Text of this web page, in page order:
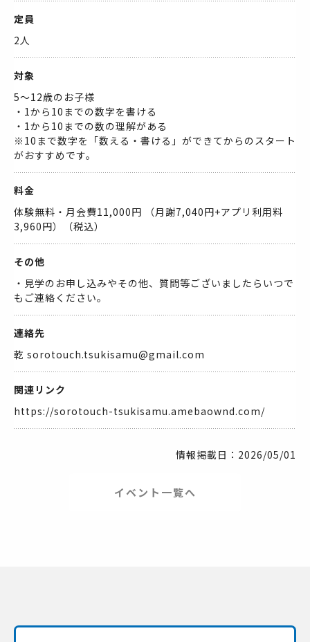
定員
2人
対象
5〜12歳のお子様
・1から10までの数字を書ける
・1から10までの数の理解がある
※10まで数字を「数える・書ける」ができてからのスタート
がおすすめです。
料金
体験無料・月会費11,000円 （月謝7,040円+アプリ利用料
3,960円）（税込）
その他
・見学のお申し込みやその他、質問等ございましたらいつで
もご連絡ください。
連絡先
乾 sorotouch.tsukisamu@gmail.com
関連リンク
https://sorotouch-tsukisamu.amebaownd.com/
情報掲載日：2026/05/01
イベント一覧へ